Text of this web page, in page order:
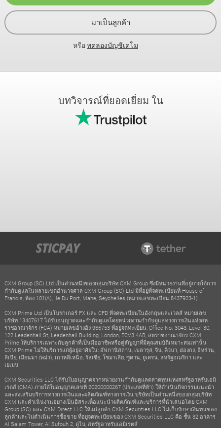
มาเป็นลูกค้า
หรือทดลองบัญชีเดโม
บทวิจารณ์ที่ยอดเยี่ยม ใน
CXM Group (SC) Ltd เป็นส่วนหนึ่งของกลุ่มบริษัท CXM Group ซึ่งมีหน่วยงานที่อยู่ภายใต้การ
กำกับดูแลในหลายเขตอำนาจศาล CXM Group (SC) Ltd มีที่อยู่ที่จดทะเบียนที่ House of
Francis, ห้อง 101(A), Ile Du Port, Mahe, Seychelles (หมายเลขทะเบียน 8437923-1)
CXM Prime Ltd เป็นโบรกเกอร์ FX และ CFD ที่จดทะเบียนในอังกฤษและเวลส์ หมายเลข
บริษัท 13407617 ได้รับอนุญาตและกำกับดูแลโดยหน่วยงานกำกับดูแลทางการเงินแห่งสห
ราชอาณาจักร (FCA) หมายเลขอ้างอิง 966753 ที่อยู่จดทะเบียน: Office No. 3043, Level 30,
122 Leadenhall St, Leadenhall Building, London, ECV3 4AB, สหราชอาณาจักร CXM
Prime ให้บริการเฉพาะกับลูกค้าที่เป็นมืออาชีพหรือคู่สัญญาที่มีคุณสมบัติเหมาะสมเท่านั้น
CXM Prime ไม่ให้บริการแก่ผู้อยู่อาศัยใน: อัฟกานิสถาน, เบลารุส, จีน, คิวบา, ฮ่องกง, อิหร่าน,
ลิเบีย, เมียนมา (พม่า), เกาหลีเหนือ, รัสเซีย, โซมาเลีย, ซูดาน, ยูเครน, สหรัฐอเมริกา และ
เยเมน
CXM Securities LLC ได้รับใบอนุญาตจากหน่วยงานกำกับดูแลตลาดทุนแห่งสหรัฐอาหรับเอมิ
เรตส์ (CMA) ภายใต้ใบอนุญาตเลขที่ 20200000267 (ประเภทที่ห้า) ให้ดำเนินกิจกรรมแนะนำ
และส่งเสริมบริการทางการเงินและผลิตภัณฑ์ทางการเงิน บริษัทเป็นส่วนหนึ่งของกลุ่มบริษัท
CXM และดำเนินงานอย่างเป็นอิสระเพื่อแนะนำผลิตภัณฑ์และบริการที่นำเสนอโดย CXM
Group (SC) และ CXM Direct LLC ให้แก่ลูกค้า CXM Securities LLC ไม่เก็บรักษาเงินทุนของ
ลูกค้าและไม่ดำเนินการซื้อขาย ที่อยู่จดทะเบียนของ CXM Securities LLC คือ ชั้น 32 อาคาร
Al Salam Tower, Al Sufouh 2, ดูไบ, สหรัฐอาหรับเอมิเรตส์